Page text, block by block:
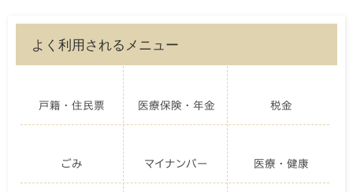
よく利用されるメニュー
戸籍・住民票 医療保険・年金 税金
ごみ マイナンバー 医療・健康